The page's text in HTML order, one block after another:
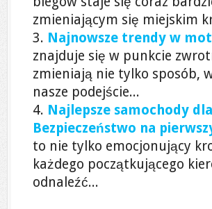
zmieniającym się miejskim
Najnowsze trendy w
znajduje się w punkcie
zmieniają nie tylko sposób,
nasze podejście...
Najlepsze samochody
Bezpieczeństwo na
to nie tylko emocjonujący
każdego początkującego
odnaleźć...